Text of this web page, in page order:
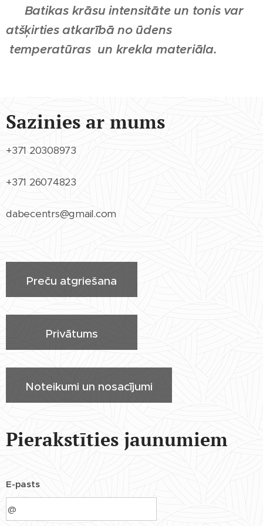
Batikas krāsu intensitāte un tonis var
atšķirties atkarībā no ūdens
temperatūras un krekla materiāla.
Sazinies ar mums
+371 20308973
+371 26074823
dabecentrs@gmail.com
Preču atgriešana
Privātums
Noteikumi un nosacījumi
Pierakstīties jaunumiem
E-pasts